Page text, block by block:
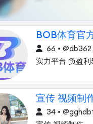
BOB体育官
66 • @db362
实力平台 负盈利
宣传 视频制
34 •